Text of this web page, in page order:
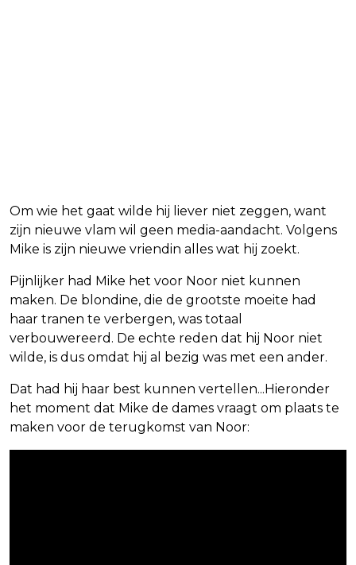
Om wie het gaat wilde hij liever niet zeggen, want
zijn nieuwe vlam wil geen media-aandacht. Volgens
Mike is zijn nieuwe vriendin alles wat hij zoekt.
Pijnlijker had Mike het voor Noor niet kunnen
maken. De blondine, die de grootste moeite had
haar tranen te verbergen, was totaal
verbouwereerd. De echte reden dat hij Noor niet
wilde, is dus omdat hij al bezig was met een ander.
Dat had hij haar best kunnen vertellen...Hieronder
het moment dat Mike de dames vraagt om plaats te
maken voor de terugkomst van Noor: